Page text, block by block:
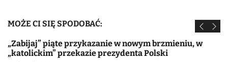
MOŻE CI SIĘ SPODOBAĆ:
„Zabijaj” piąte przykazanie w nowym brzmieniu, w
„katolickim” przekazie prezydenta Polski